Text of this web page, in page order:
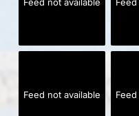
Feed not available